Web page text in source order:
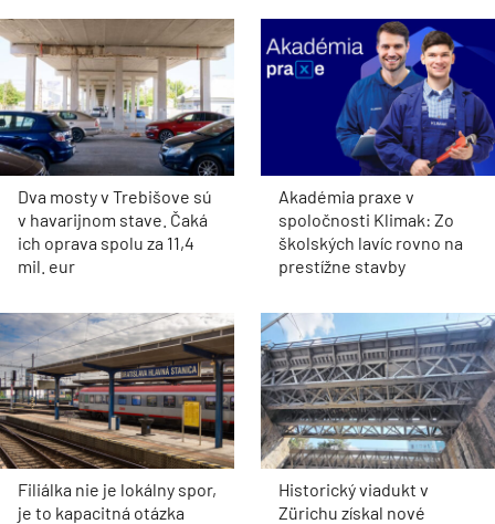
Dva mosty v Trebišove sú
v havarijnom stave. Čaká
ich oprava spolu za 11,4
mil. eur
Akadémia praxe v
spoločnosti Klimak: Zo
školských lavíc rovno na
prestížne stavby
Filiálka nie je lokálny spor,
je to kapacitná otázka
Historický viadukt v
Zürichu získal nové